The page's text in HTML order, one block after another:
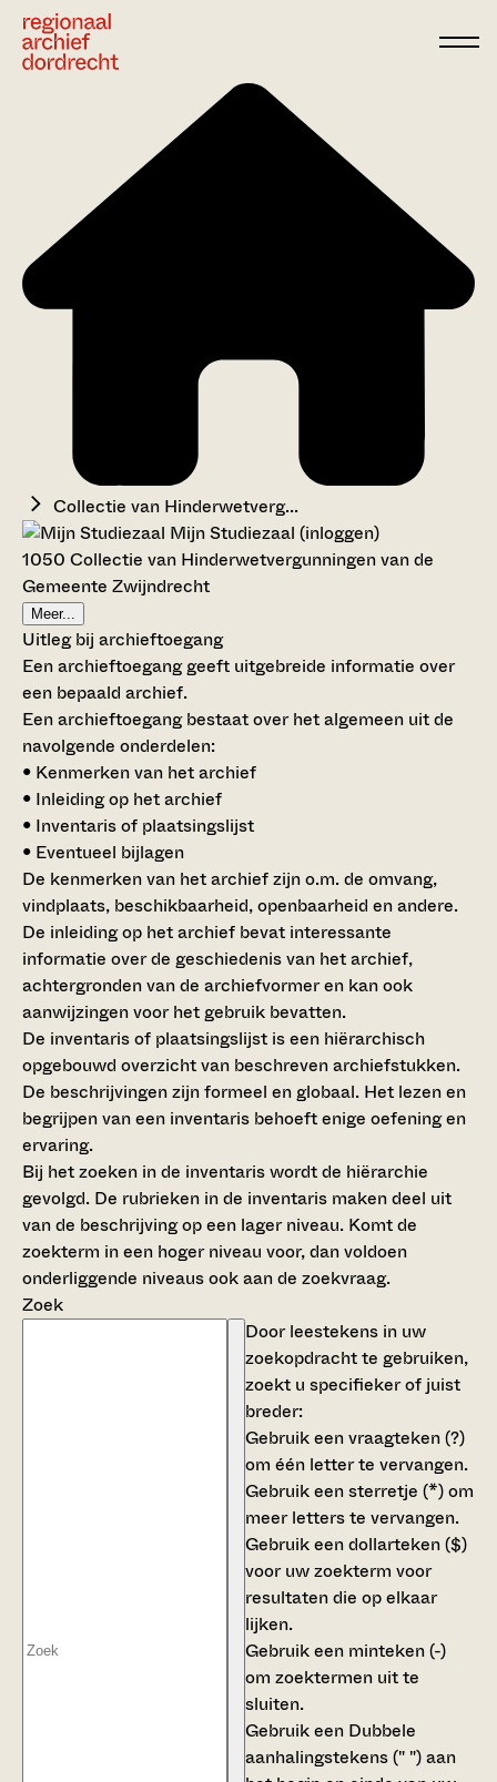
Collectie van Hinderwetverg...
Mijn Studiezaal (inloggen)
1050 Collectie van Hinderwetvergunningen van de
Gemeente Zwijndrecht
Meer...
Uitleg bij archieftoegang
Een archieftoegang geeft uitgebreide informatie over
een bepaald archief.
Een archieftoegang bestaat over het algemeen uit de
navolgende onderdelen:
• Kenmerken van het archief
• Inleiding op het archief
• Inventaris of plaatsingslijst
• Eventueel bijlagen
De kenmerken van het archief zijn o.m. de omvang,
vindplaats, beschikbaarheid, openbaarheid en andere.
De inleiding op het archief bevat interessante
informatie over de geschiedenis van het archief,
achtergronden van de archiefvormer en kan ook
aanwijzingen voor het gebruik bevatten.
De inventaris of plaatsingslijst is een hiërarchisch
opgebouwd overzicht van beschreven archiefstukken.
De beschrijvingen zijn formeel en globaal. Het lezen en
begrijpen van een inventaris behoeft enige oefening en
ervaring.
Bij het zoeken in de inventaris wordt de hiërarchie
gevolgd. De rubrieken in de inventaris maken deel uit
van de beschrijving op een lager niveau. Komt de
zoekterm in een hoger niveau voor, dan voldoen
onderliggende niveaus ook aan de zoekvraag.
Zoek
Door leestekens in uw
zoekopdracht te gebruiken,
zoekt u specifieker of juist
breder:
Gebruik eenvraagteken (?)
om één letter te vervangen.
Gebruik eensterretje (*)om
meer letters te vervangen.
Gebruik eendollarteken ($)
voor uw zoekterm voor
resultaten die op elkaar
lijken.
Gebruik een minteken (-)
om zoektermen uit te
sluiten.
Gebruik een Dubbele
aanhalingstekens (" ")aan